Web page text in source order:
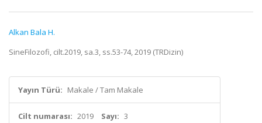
Alkan Bala H.
SineFilozofi, cilt.2019, sa.3, ss.53-74, 2019 (TRDizin)
Yayın Türü: Makale / Tam Makale
Cilt numarası: 2019 Sayı: 3